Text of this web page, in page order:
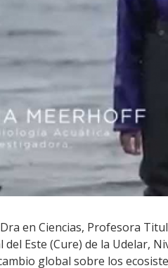
en Ciencias, Profesora
Este (Cure) de la Udelar,
global sobre los